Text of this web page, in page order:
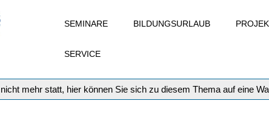
SEMINARE BILDUNGSURLAUB
SERVICE
mehr statt, hier können Sie sich zu diesem Thema auf eine